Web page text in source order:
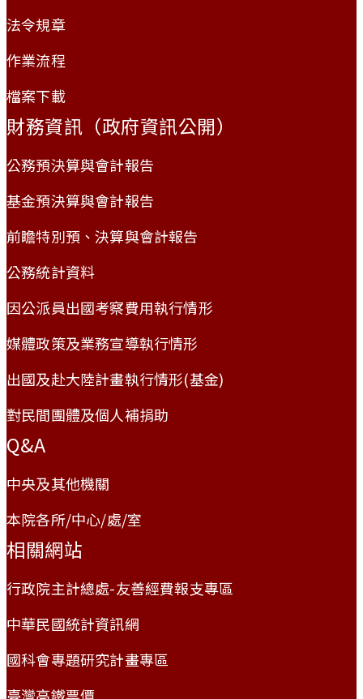
法令規章
作業流程
檔案下載
財務資訊（政府資訊公開）
公務預決算與會計報告
基金預決算與會計報告
前瞻特別預、決算與會計報告
公務統計資料
因公派員出國考察費用執行情形
媒體政策及業務宣導執行情形
出國及赴大陸計畫執行情形(基金)
對民間團體及個人補捐助
Q&A
中央及其他機關
本院各所/中心/處/室
相關網站
行政院主計總處-友善經費報支專區
中華民國統計資訊網
國科會專題研究計畫專區
臺灣高鐵票價